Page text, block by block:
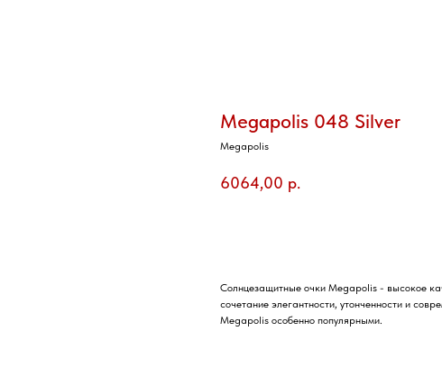
Megapolis 048 Silver
Megapolis
6064,00 р.
Солнцезащитные очки Megapolis - высокое
сочетание элегантности, утонченности и
Megapolis особенно популярными.